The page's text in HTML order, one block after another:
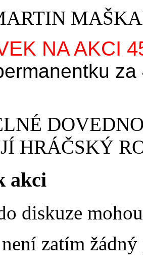
NA AKCI
HRÁČSKÝ
akci
diskuze
zatím žádný